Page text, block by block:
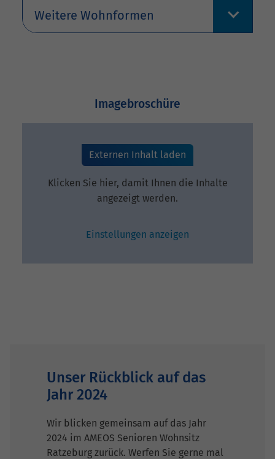
Weitere Wohnformen
Imagebroschüre
Externen Inhalt laden
Klicken Sie hier, damit Ihnen die Inhalte
angezeigt werden.
Einstellungen anzeigen
Unser Rückblick auf das
Jahr 2024
Wir blicken gemeinsam auf das Jahr
2024 im AMEOS Senioren Wohnsitz
Ratzeburg zurück. Werfen Sie gerne mal